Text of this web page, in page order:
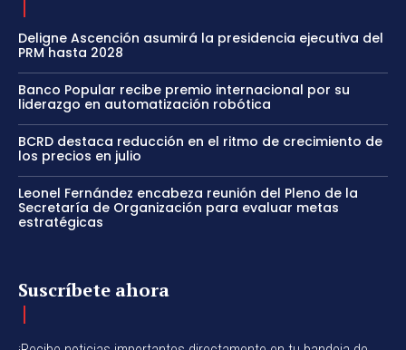
Deligne Ascención asumirá la presidencia ejecutiva del
PRM hasta 2028
Banco Popular recibe premio internacional por su
liderazgo en automatización robótica
BCRD destaca reducción en el ritmo de crecimiento de
los precios en julio
Leonel Fernández encabeza reunión del Pleno de la
Secretaría de Organización para evaluar metas
estratégicas
Suscríbete ahora